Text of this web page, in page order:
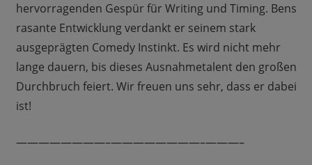
hervorragenden Gespür für Writing und Timing. Bens
rasante Entwicklung verdankt er seinem stark
ausgeprägten Comedy Instinkt. Es wird nicht mehr
lange dauern, bis dieses Ausnahmetalent den großen
Durchbruch feiert. Wir freuen uns sehr, dass er dabei
ist!
————————–————————–———–